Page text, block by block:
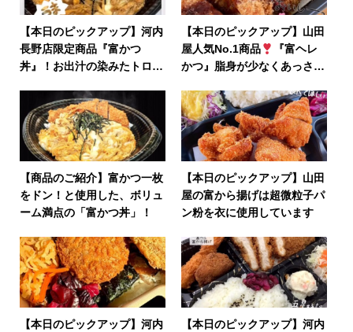
【本日のピックアップ】河内
長野店限定商品『富かつ
丼』！お出汁の染みたトロト
【本日のピックアップ】山田
屋人気No.1商品
『富ヘレ
かつ』脂身が少なくあっさり
【商品のご紹介】富かつ一枚
をドン！と使用した、ボリュ
ーム満点の「富かつ丼」！
【本日のピックアップ】山田
屋の富から揚げは超微粒子パ
ン粉を衣に使用しています
【本日のピックアップ】河内
【本日のピックアップ】河内